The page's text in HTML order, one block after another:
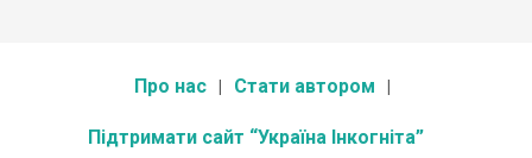
Про нас Стати автором
Підтримати сайт “Україна Інкогніта”